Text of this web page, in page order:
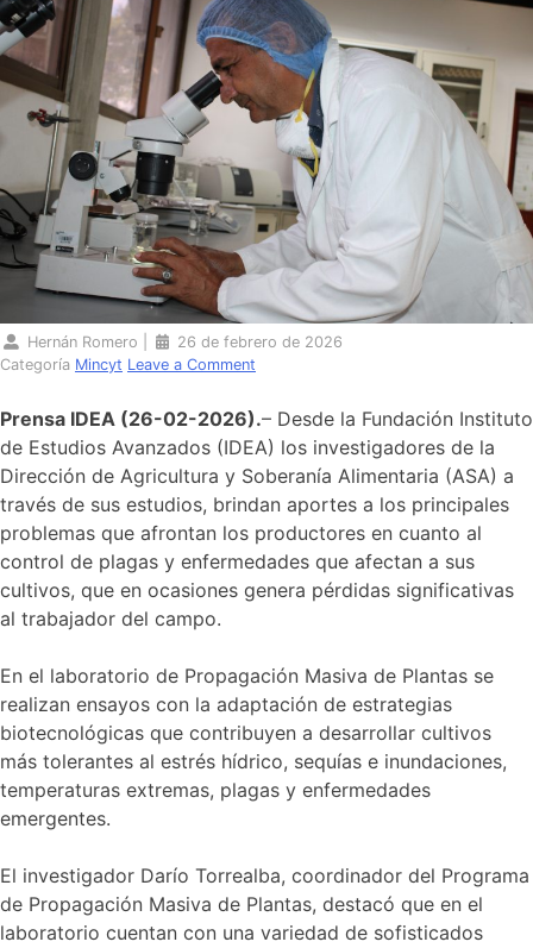
Hernán Romero
26 de febrero de 2026
Categoría Mincyt Leave a Comment
Prensa IDEA (26-02-2026).– Desde la Fundación Instituto
de Estudios Avanzados (IDEA) los investigadores de la
Dirección de Agricultura y Soberanía Alimentaria (ASA) a
través de sus estudios, brindan aportes a los principales
problemas que afrontan los productores en cuanto al
control de plagas y enfermedades que afectan a sus
cultivos, que en ocasiones genera pérdidas significativas
al trabajador del campo.
En el laboratorio de Propagación Masiva de Plantas se
realizan ensayos con la adaptación de estrategias
biotecnológicas que contribuyen a desarrollar cultivos
más tolerantes al estrés hídrico, sequías e inundaciones,
temperaturas extremas, plagas y enfermedades
emergentes.
El investigador Darío Torrealba, coordinador del Programa
de Propagación Masiva de Plantas, destacó que en el
laboratorio cuentan con una variedad de sofisticados